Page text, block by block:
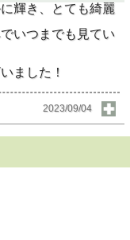
輝き、とても綺麗
いつまでも見てい
ました！
2023/09/04